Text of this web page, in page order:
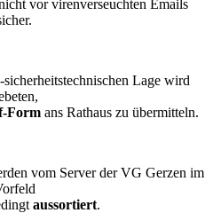
vor virenverseuchten Emails
Lage wird
Formans Rathaus zu übermitteln.
vom Server der VG Gerzen im
aussortiert.